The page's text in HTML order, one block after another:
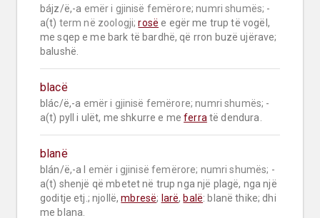
bájz/ë,-a emër i gjinisë femërore; numri shumës; -
a(t) term në zoologji; rosë e egër me trup të vogël,
me sqep e me bark të bardhë, që rron buzë ujërave;
balushë.
blacë
blác/ë,-a emër i gjinisë femërore; numri shumës; -
a(t) pyll i ulët, me shkurre e me ferra të dendura.
blanë
blán/ë,-a I emër i gjinisë femërore; numri shumës; -
a(t) shenjë që mbetet në trup nga një plagë, nga një
goditje etj.; njollë, mbresë; larë, balë: blanë thike; dhi
me blana.